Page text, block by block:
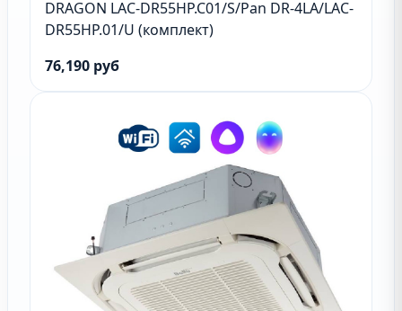
DRAGON LAC-DR55HP.C01/S/Pan DR-4LA/LAC-
DR55HP.01/U (комплект)
76,190 руб